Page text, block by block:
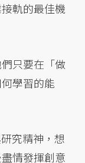
軌的最佳機
只要在「做
學習的能
究精神，想
情發揮創意